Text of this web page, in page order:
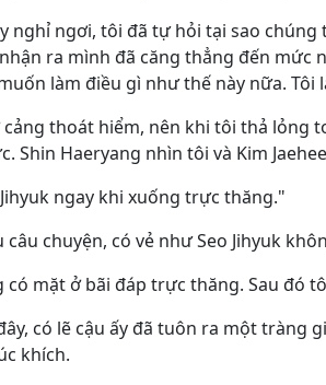
nghỉ ngơi, tôi đã tự hỏi tại sao
ra mình đã căng thẳng đến mức
làm điều gì như thế này nữa.
cảng thoát hiểm, nên khi tôi thả
Shin Haeryang nhìn tôi và Kim
ngay khi xuống trực thăng."
câu chuyện, có vẻ như Seo Jihyuk
có mặt ở bãi đáp trực thăng. Sau đó
có lẽ cậu ấy đã tuôn ra một
khích.